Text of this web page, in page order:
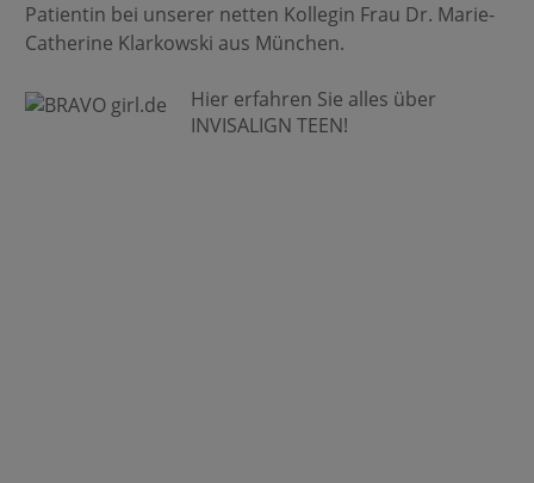
Patientin bei unserer netten Kollegin Frau Dr. Marie-
Catherine Klarkowski aus München.
Hier erfahren Sie alles über
INVISALIGN TEEN!